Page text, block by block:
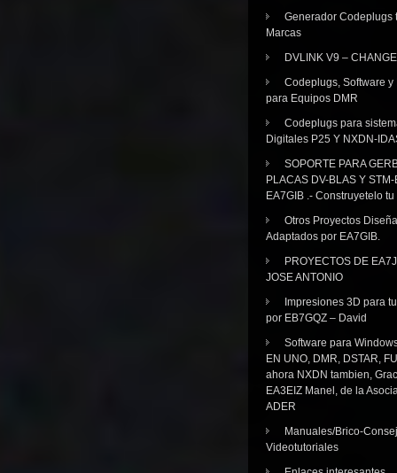
Generador Codeplugs
Marcas
DVLINK V9 –
Codeplugs, Software y
para Equipos DMR
Codeplugs para
Digitales P25 Y NXDN-
SOPORTE PARA
PLACAS DV-BLAS Y
EA7GIB .- Construyetelo
Otros Proyectos
Adaptados por EA7GIB.
PROYECTOS DE
JOSE ANTONIO
Impresiones 3D para
por EB7GQZ – David
Software para
EN UNO, DMR, DSTAR,
ahora NXDN tambien,
EA3EIZ Manel, de la
ADER
Manuales/Brico-
Videotutoriales